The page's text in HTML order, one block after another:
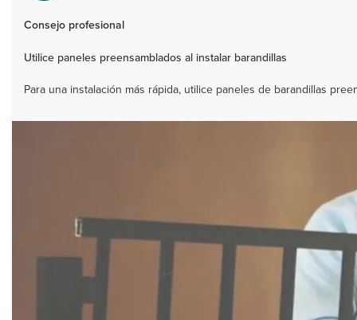
Consejo profesional
Utilice paneles preensamblados al instalar barandillas
Para una instalación más rápida, utilice paneles de barandillas